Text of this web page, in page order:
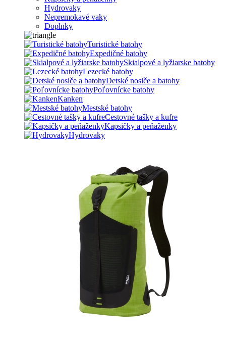
Hydrovaky
Nepremokavé vaky
Doplnky
Turistické batohy
Expedičné batohy
Skialpové a lyžiarske batohy
Lezecké batohy
Detské nosiče a batohy
Poľovnícke batohy
Kanken
Mestské batohy
Cestovné tašky a kufre
Kapsičky a peňaženky
Hydrovaky